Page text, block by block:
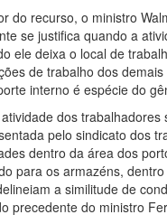
do recurso, o ministro
se justifica quando a
ele deixa o local de
de trabalho dos
interno é espécie do
atividade dos
pelo sindicato dos
dentro da área dos
para os armazéns,
a similitude de
precedente do ministro